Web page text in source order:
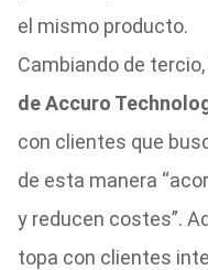
el mismo producto.
Cambiando de tercio,
de Accuro
con clientes que
de esta manera
y reducen costes”.
topa con clientes